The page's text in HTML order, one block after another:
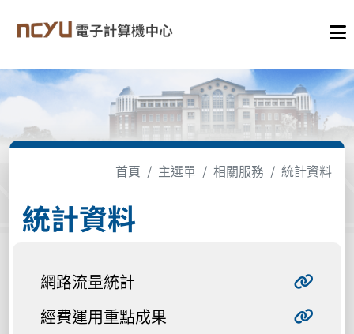
首頁 主選單 相關服務 統計資料
統計資料
網路流量統計
經費運用重點成果